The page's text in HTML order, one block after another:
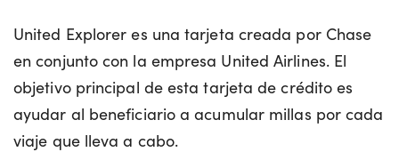
United Explorer es una tarjeta creada por Chase
en conjunto con la empresa United Airlines. El
objetivo principal de esta tarjeta de crédito es
ayudar al beneficiario a acumular millas por cada
viaje que lleva a cabo.